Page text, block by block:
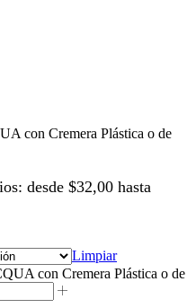
con Cremera Plástica o de
desde $32,00 hasta
Limpiar
con Cremera Plástica o de